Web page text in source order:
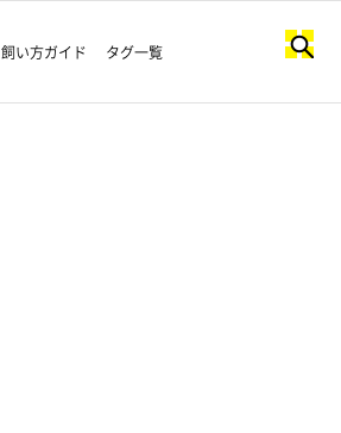
飼い方ガイド タグ一覧